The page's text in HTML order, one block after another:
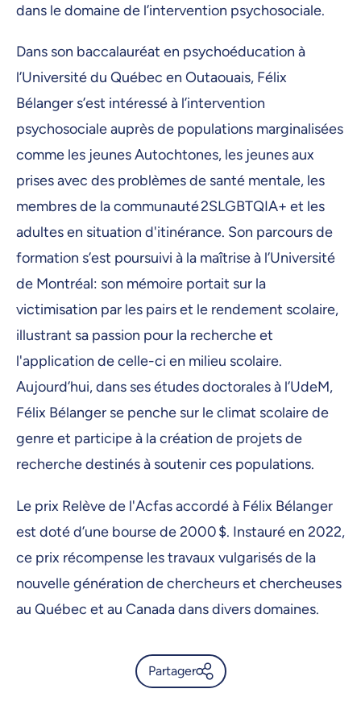
dans le domaine de l’intervention psychosociale.
Dans son baccalauréat en psychoéducation à
l’Université du Québec en Outaouais, Félix
Bélanger s’est intéressé à l’intervention
psychosociale auprès de populations marginalisées
comme les jeunes Autochtones, les jeunes aux
prises avec des problèmes de santé mentale, les
membres de la communauté 2SLGBTQIA+ et les
adultes en situation d'itinérance. Son parcours de
formation s’est poursuivi à la maîtrise à l’Université
de Montréal: son mémoire portait sur la
victimisation par les pairs et le rendement scolaire,
illustrant sa passion pour la recherche et
l'application de celle-ci en milieu scolaire.
Aujourd’hui, dans ses études doctorales à l’UdeM,
Félix Bélanger se penche sur le climat scolaire de
genre et participe à la création de projets de
recherche destinés à soutenir ces populations.
Le prix Relève de l'Acfas accordé à Félix Bélanger
est doté d’une bourse de 2000 $. Instauré en 2022,
ce prix récompense les travaux vulgarisés de la
nouvelle génération de chercheurs et chercheuses
au Québec et au Canada dans divers domaines.
Partager